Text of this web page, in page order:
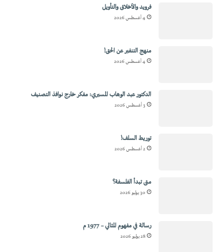
فرويد والأخلاق والتأويل
4 أغسطس 2026
منهج التنفير عن الحق!
4 أغسطس 2026
الدكتور عبد الوهاب المسيري: مفكر خارج نوافذ التصنيف
3 أغسطس 2026
توريط السلف!
2 أغسطس 2026
متى تبدأ الفلسفة؟
30 يوليو 2026
رسالة في مفهوم المثالي – 1977 م
28 يوليو 2026